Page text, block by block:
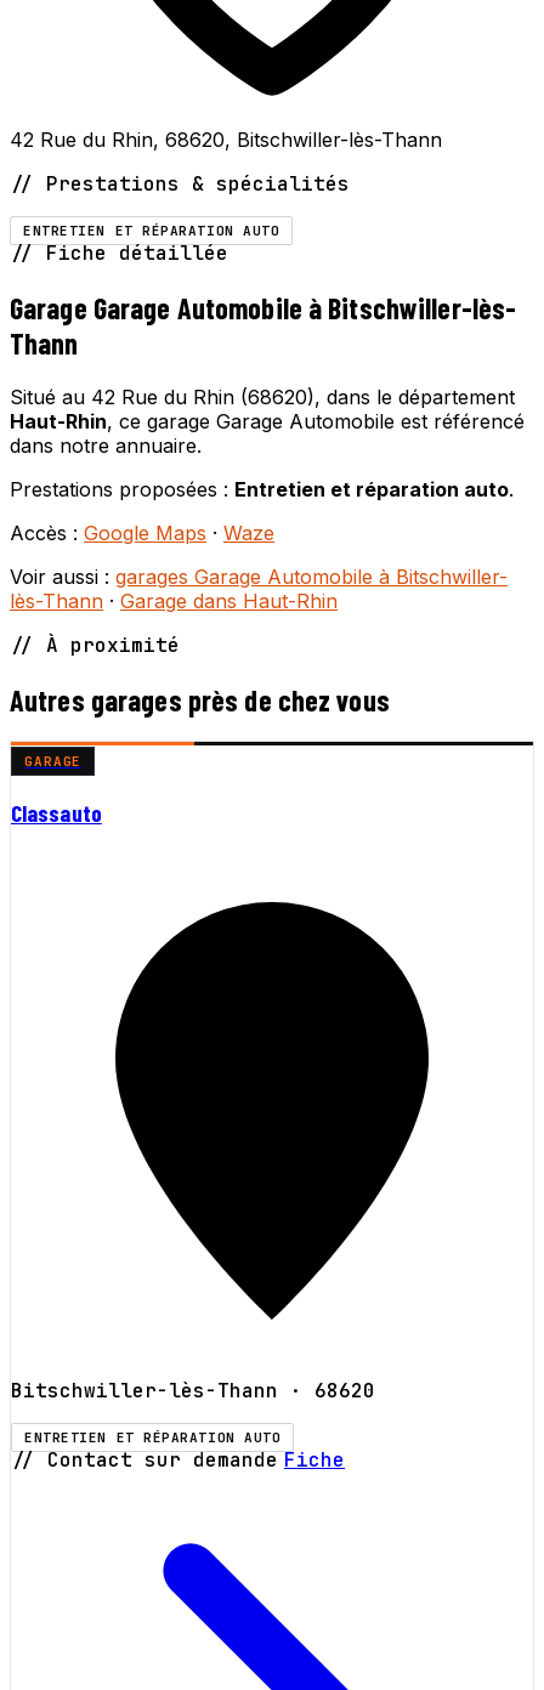
42 Rue du Rhin, 68620, Bitschwiller-lès-Thann
// Prestations & spécialités
ENTRETIEN ET RÉPARATION AUTO
// Fiche détaillée
Garage Garage Automobile à Bitschwiller-lès-
Thann
Situé au 42 Rue du Rhin (68620), dans le département
Haut-Rhin, ce garage Garage Automobile est référencé
dans notre annuaire.
Prestations proposées : Entretien et réparation auto.
Accès : Google Maps · Waze
Voir aussi : garages Garage Automobile à Bitschwiller-
lès-Thann · Garage dans Haut-Rhin
// À proximité
Autres garages près de chez vous
GARAGE
Classauto
Bitschwiller-lès-Thann · 68620
ENTRETIEN ET RÉPARATION AUTO
// Contact sur demande Fiche